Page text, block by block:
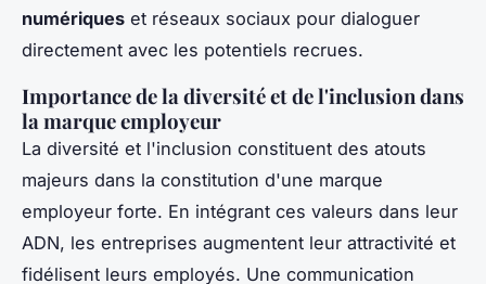
numériques et réseaux sociaux pour dialoguer
directement avec les potentiels recrues.
Importance de la diversité et de l'inclusion dans
la marque employeur
La diversité et l'inclusion constituent des atouts
majeurs dans la constitution d'une marque
employeur forte. En intégrant ces valeurs dans leur
ADN, les entreprises augmentent leur attractivité et
fidélisent leurs employés. Une communication